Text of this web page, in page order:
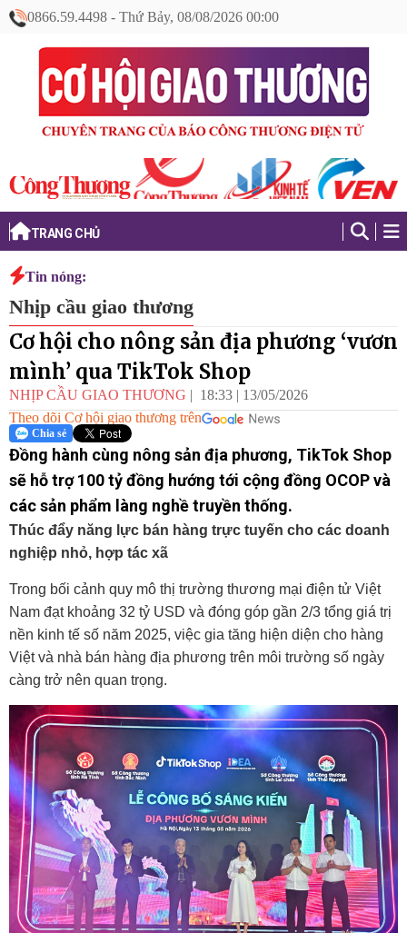
0866.59.4498 - Thứ Bảy, 08/08/2026 00:00
TRANG CHỦ
Tin nóng:
Nhịp cầu giao thương
Cơ hội cho nông sản địa phương ‘vươn
mình’ qua TikTok Shop
NHỊP CẦU GIAO THƯƠNG 18:33 | 13/05/2026
Theo dõi Cơ hội giao thương trên
Chia sẻ
Đồng hành cùng nông sản địa phương, TikTok Shop
sẽ hỗ trợ 100 tỷ đồng hướng tới cộng đồng OCOP và
các sản phẩm làng nghề truyền thống.
Thúc đẩy năng lực bán hàng trực tuyến cho các doanh
nghiệp nhỏ, hợp tác xã
Trong bối cảnh quy mô thị trường thương mại điện tử Việt
Nam đạt khoảng 32 tỷ USD và đóng góp gần 2/3 tổng giá trị
nền kinh tế số năm 2025, việc gia tăng hiện diện cho hàng
Việt và nhà bán hàng địa phương trên môi trường số ngày
càng trở nên quan trọng.